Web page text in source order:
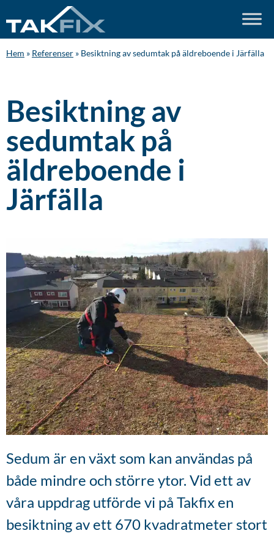
Hem » Referenser » Besiktning av sedumtak på äldreboende i Järfälla
Besiktning av
sedumtak på
äldreboende i
Järfälla
Sedum är en växt som kan användas på
både mindre och större ytor. Vid ett av
våra uppdrag utförde vi på Takfix en
besiktning av ett 670 kvadratmeter stort